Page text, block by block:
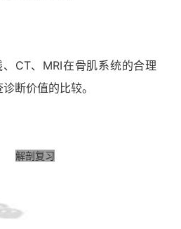
CT、MRI在骨肌系统的合理
断价值的比较。
解剖复习